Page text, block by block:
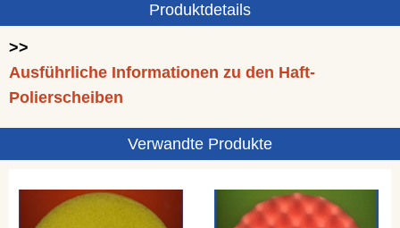
Produktdetails
>>
Ausführliche Informationen zu den Haft-
Polierscheiben
Verwandte Produkte